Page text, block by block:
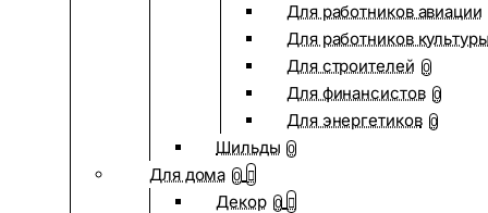
Для работников авиации
Для работников
Для строителей 0
Для финансистов 0
Для энергетиков 0
Шильды 0
Для дома 0
Декор 0